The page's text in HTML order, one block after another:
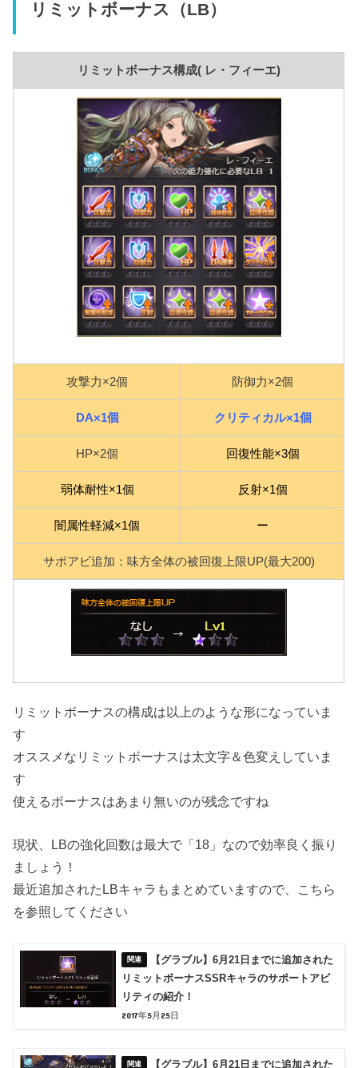
リミットボーナス（LB）
リミットボーナス構成( レ・フィーエ)
攻撃力×2個 防御力×2個
DA×1個 クリティカル×1個
HP×2個 回復性能×3個
弱体耐性×1個 反射×1個
闇属性軽減×1個 ー
サポアビ追加：味方全体の被回復上限UP(最大200)
リミットボーナスの構成は以上のような形になっていま
す
オススメなリミットボーナスは太文字＆色変えしていま
す
使えるボーナスはあまり無いのが残念ですね
現状、LBの強化回数は最大で「18」なので効率良く振り
ましょう！
最近追加されたLBキャラもまとめていますので、こちら
を参照してください
【グラブル】6月21日までに追加された
リミットボーナスSSRキャラのサポートアビ
リティの紹介！
2017年5月25日
【グラブル】6月21日までに追加された